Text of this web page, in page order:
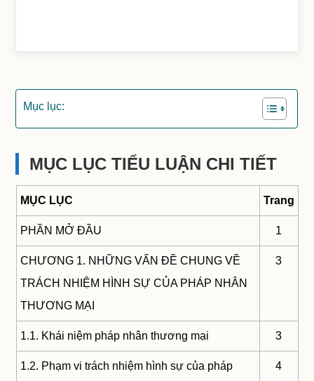
Mục lục:
MỤC LỤC TIỂU LUẬN CHI TIẾT
MỤC LỤC Trang
PHẦN MỞ ĐẦU 1
CHƯƠNG 1. NHỮNG VẤN ĐỀ CHUNG VỀ
TRÁCH NHIỆM HÌNH SỰ CỦA PHÁP NHÂN
THƯƠNG MẠI
3
1.1. Khái niệm pháp nhân thương mại 3
1.2. Phạm vi trách nhiệm hình sự của pháp
4